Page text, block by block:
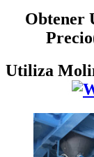
Obtener
Utiliza